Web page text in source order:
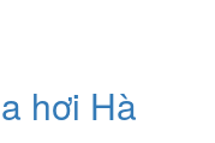
hơi Hà